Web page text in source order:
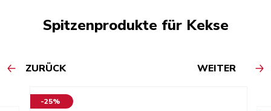
Spitzenprodukte für Kekse
ZURÜCK WEITER
-25%